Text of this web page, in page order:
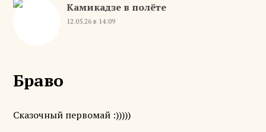
Камикадзе в полёте
12.05.26 в 14:09
Браво
Сказочный первомай :)))))